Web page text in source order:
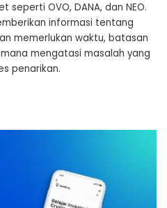
OVO, DANA, dan NEO.
informasi tentang
memerlukan waktu, batasan
mengatasi masalah yang
penarikan.